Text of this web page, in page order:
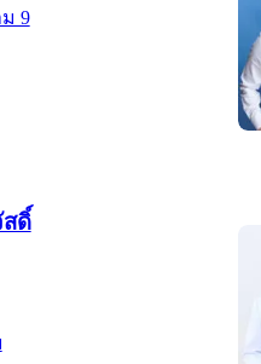
9
ดิ์